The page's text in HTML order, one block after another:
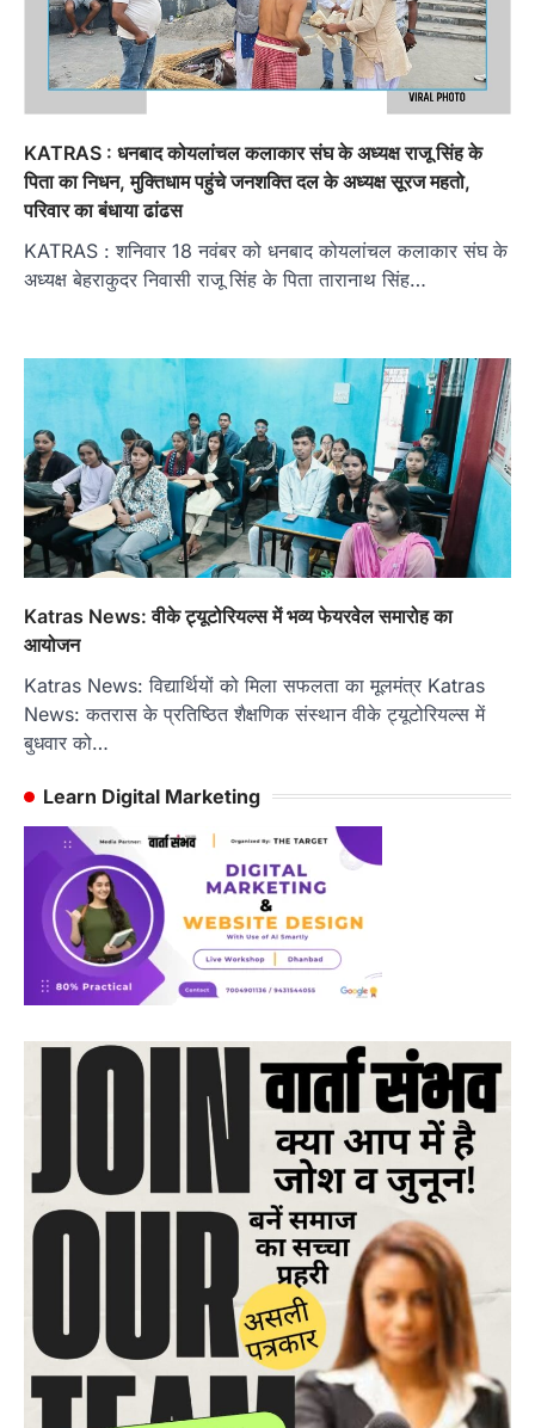
KATRAS : धनबाद कोयलांचल कलाकार संघ के अध्यक्ष राजू सिंह के
पिता का निधन, मुक्ति‍धाम पहुंचे जनशक्ति दल के अध्‍यक्ष सूरज महतो,
परिवार का बंधाया ढांढस
KATRAS : शनिवार 18 नवंबर को धनबाद कोयलांचल कलाकार संघ के
अध्यक्ष बेहराकुदर निवासी राजू सिंह के पिता तारानाथ सिंह…
Katras News: वीके ट्यूटोरियल्स में भव्य फेयरवेल समारोह का
आयोजन
Katras News: विद्यार्थियों को मिला सफलता का मूलमंत्र Katras
News: कतरास के प्रतिष्ठित शैक्षणिक संस्थान वीके ट्यूटोरियल्स में
बुधवार को…
Learn Digital Marketing